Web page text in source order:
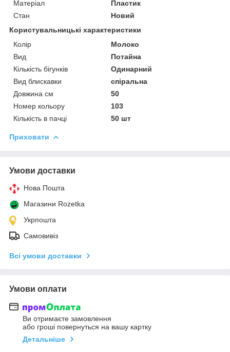
Матеріал
Пластик
Стан
Новий
Користувальницькі характеристики
Колір
Молоко
Вид
Потайна
Кількість бігунків
Одинарний
Вид блискавки
спіральна
Довжина см
50
Номер кольору
103
Кількість в пачці
50 шт
Приховати
Умови доставки
Нова Пошта
Магазини Rozetka
Укрпошта
Самовивіз
Всі умови доставки
Умови оплати
Ви отримаєте замовлення
або гроші повернуться на вашу картку
Детальніше